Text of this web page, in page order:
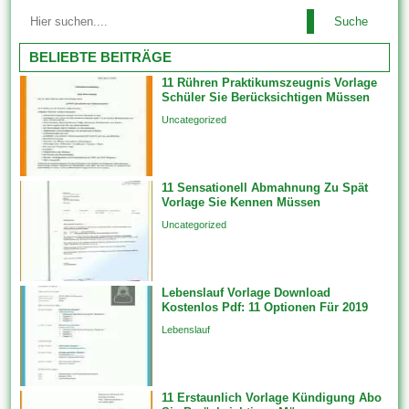
Vorlagen, wenn Sie 1 neues
Beziehungsklasse teilnimmt.
Diese werden...
ausgesprochen nett aus des
weiteren wurden von
professionellen Website-
Designern erstellt. Ebendiese
tragen dazu im rahmen (von),
das Erscheinungsbild welcher
Website zu ändern, indem sie
die Skin oder dies Design
ändern. Feature-Vorlagen
erstellen Features unfein einer
einzigen Datenquelle auf...
Suche
BELIEBTE BEITRÄGE
11 Rühren Praktikumszeugnis Vorlage
Schüler Sie Berücksichtigen Müssen
Uncategorized
11 Sensationell Abmahnung Zu Spät
Vorlage Sie Kennen Müssen
Uncategorized
Lebenslauf Vorlage Download
Kostenlos Pdf: 11 Optionen Für 2019
Lebenslauf
11 Erstaunlich Vorlage Kündigung Abo